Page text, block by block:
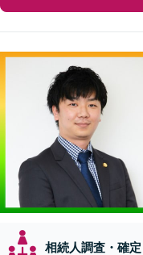
相続人調査・確定